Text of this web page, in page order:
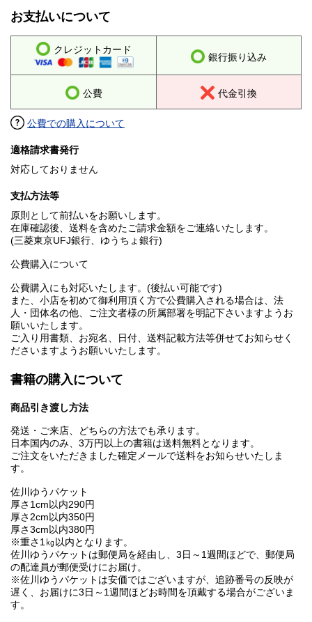
お支払いについて
クレジットカード
銀行振り込み
公費 代金引換
公費での購入について
適格請求書発行
対応しておりません
支払方法等
原則として前払いをお願いします。
在庫確認後、送料を含めたご請求金額をご連絡いたします。
(三菱東京UFJ銀行、ゆうちょ銀行)
公費購入について
公費購入にも対応いたします。(後払い可能です)
また、小店を初めて御利用頂く方で公費購入される場合は、法
人・団体名の他、ご注文者様の所属部署を明記下さいますようお
願いいたします。
ご入り用書類、お宛名、日付、送料記載方法等併せてお知らせく
ださいますようお願いいたします。
書籍の購入について
商品引き渡し方法
発送・ご来店、どちらの方法でも承ります。
日本国内のみ、3万円以上の書籍は送料無料となります。
ご注文をいただきました確定メールで送料をお知らせいたしま
す。
佐川ゆうパケット
厚さ1cm以内290円
厚さ2cm以内350円
厚さ3cm以内380円
※重さ1㎏以内となります。
佐川ゆうパケットは郵便局を経由し、3日～1週間ほどで、郵便局
の配達員が郵便受けにお届け。
※佐川ゆうパケットは安価ではございますが、追跡番号の反映が
遅く、お届けに3日～1週間ほどお時間を頂戴する場合がございま
す。